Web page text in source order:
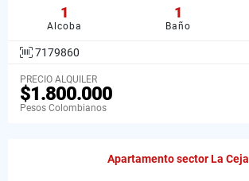
1
Alcoba
1
Baño
7179860
PRECIO ALQUILER
$1.800.000
Pesos Colombianos
Apartamento sector La Ceja